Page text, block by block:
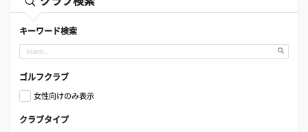
キーワード検索
ゴルフクラブ
女性向けのみ表示
クラブタイプ